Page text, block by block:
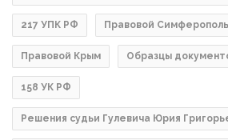
217 УПК РФ Правовой Симферополь
Правовой Крым Образцы
158 УК РФ
Решения судьи Гулевича Юрия